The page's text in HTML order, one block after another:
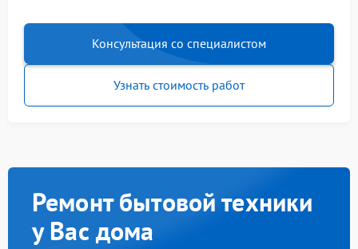
Консультация со специалистом
Узнать стоимость работ
Ремонт бытовой техники
у Вас дома